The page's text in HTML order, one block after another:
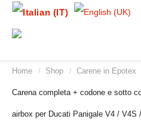
Home / Shop / Carene in Epotex
Carena completa + codone e sotto
airbox per Ducati Panigale V4 / V4S